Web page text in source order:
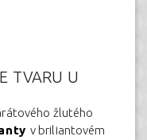
TVARU U
žlutého
v briliantovém